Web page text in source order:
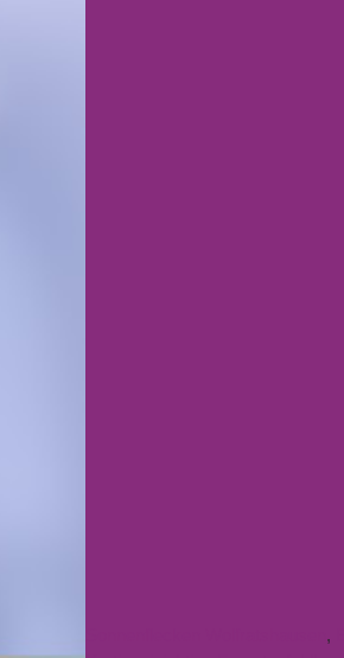
,